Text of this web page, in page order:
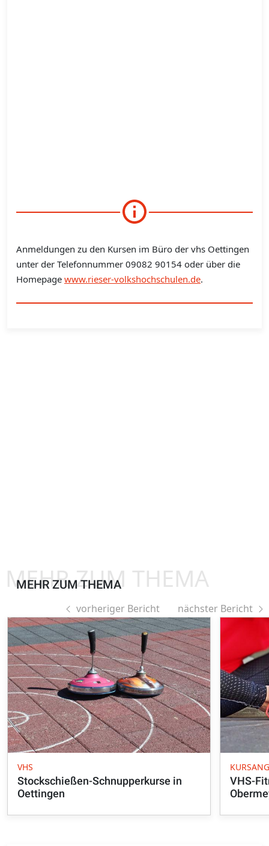
Anmeldungen zu den Kursen im Büro der vhs Oettingen
unter der Telefonnummer 09082 90154 oder über die
Homepage www.rieser-volkshochschulen.de.
MEHR ZUM THEMA
MEHR ZUM THEMA
vorheriger Bericht nächster Bericht
VHS
Stockschießen-Schnupperkurse in
Oettingen
VHS-